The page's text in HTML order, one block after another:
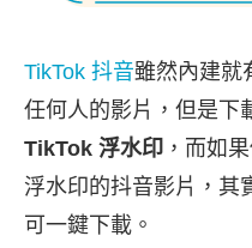
TikTok 抖音雖然內建就
任何人的影片，但是下
TikTok 浮水印 ，而如
浮水印的抖音影片，其
可一鍵下載。